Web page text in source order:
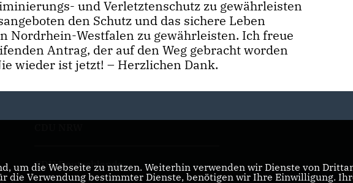
und Verletztenschutz zu gewährleisten
den Schutz und das sichere Leben
Nordrhein-Westfalen zu gewährleisten. Ich freue
Antrag, der auf den Weg gebracht worden
wieder ist jetzt! – Herzlichen Dank.
CDU Deutschlands
um die Webseite zu nutzen. Weiterhin verwenden wir Dienste von
die Verwendung bestimmter Dienste, benötigen wir Ihre Einwilligung.